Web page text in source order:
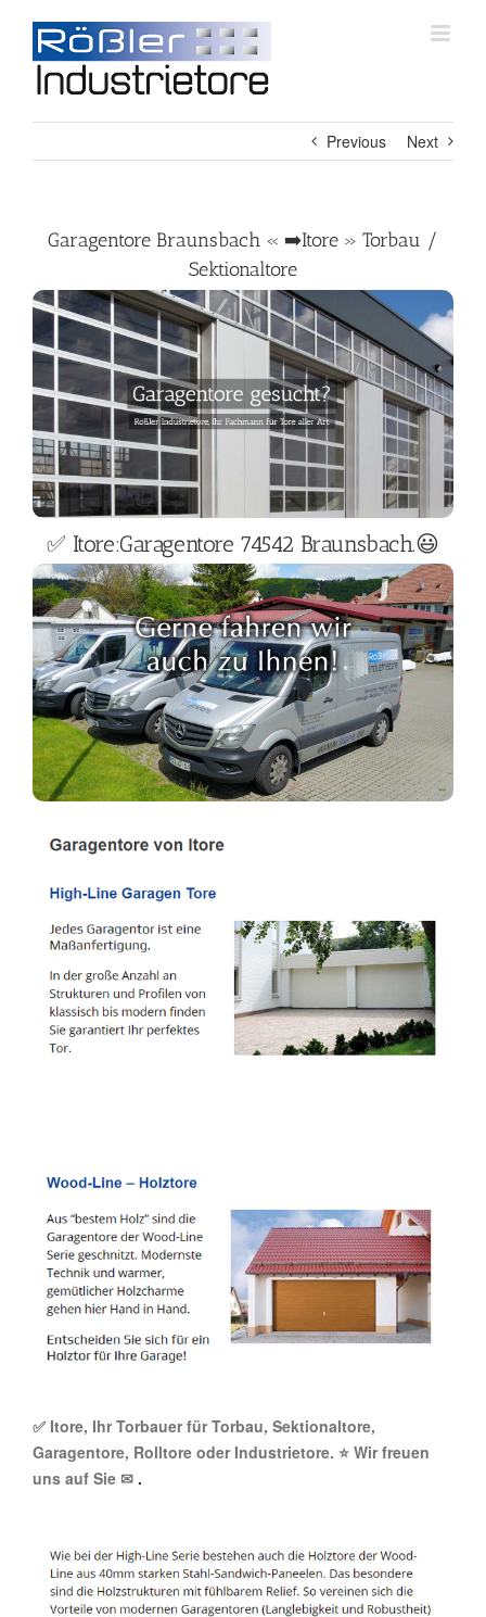
content
Previous Next
Garagentore Braunsbach « ➡️Itore » Torbau /
Sektionaltore
✅ Itore:Garagentore 74542 Braunsbach.😃
✅ Itore, Ihr Torbauer für Torbau, Sektionaltore,
Garagentore, Rolltore oder Industrietore. ⭐ Wir freuen
uns auf Sie ✉ .